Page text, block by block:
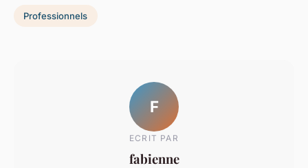
Professionnels
F
ECRIT PAR
fabienne